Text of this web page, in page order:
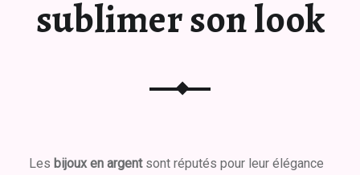
sublimer son look
Les bijoux en argentsont réputés pour leur élégance